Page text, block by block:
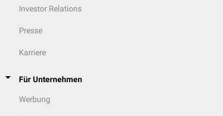
Investor Relations
Presse
Karriere
Für Unternehmen
Werbung